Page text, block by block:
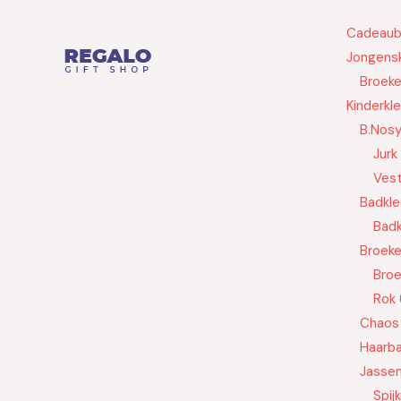
B.Nosy
Jurk
Vest
Rok
Jassen